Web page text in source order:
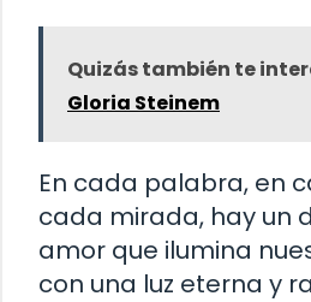
Quizás también te
Gloria Steinem
En cada palabra, en
cada mirada, hay un
amor que ilumina
con una luz eterna y